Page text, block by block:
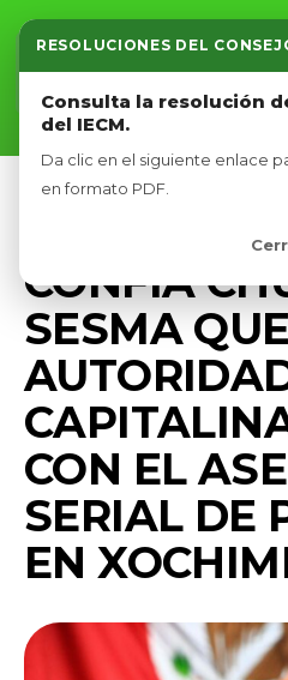
RESOLUCIONES DEL
Consulta la resolución
del IECM.
Da clic en el siguiente enlace
en formato PDF.
Inicio
Nosotros
Afíliate
CONFÍA
SESMA QUE
CON EL
SERIAL DE
EN